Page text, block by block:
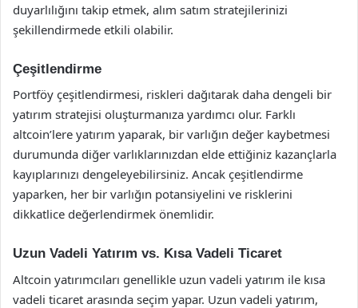
duyarlılığını takip etmek, alım satım stratejilerinizi
şekillendirmede etkili olabilir.
Çeşitlendirme
Portföy çeşitlendirmesi, riskleri dağıtarak daha dengeli bir
yatırım stratejisi oluşturmanıza yardımcı olur. Farklı
altcoin’lere yatırım yaparak, bir varlığın değer kaybetmesi
durumunda diğer varlıklarınızdan elde ettiğiniz kazançlarla
kayıplarınızı dengeleyebilirsiniz. Ancak çeşitlendirme
yaparken, her bir varlığın potansiyelini ve risklerini
dikkatlice değerlendirmek önemlidir.
Uzun Vadeli Yatırım vs. Kısa Vadeli Ticaret
Altcoin yatırımcıları genellikle uzun vadeli yatırım ile kısa
vadeli ticaret arasında seçim yapar. Uzun vadeli yatırım,